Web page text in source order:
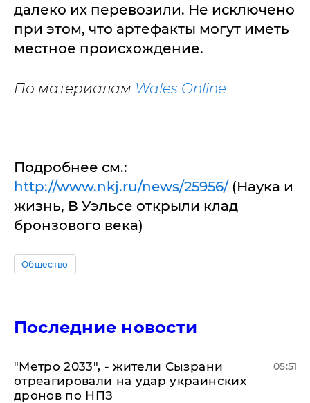
далеко их перевозили. Не исключено
при этом, что артефакты могут иметь
местное происхождение.
По материалам Wales Online
Подробнее см.:
http://www.nkj.ru/news/25956/(Наука и
жизнь, В Уэльсе открыли клад
бронзового века)
Общество
Последние новости
"Метро 2033", - жители Сызрани
отреагировали на удар украинских
дронов по НПЗ
05:51